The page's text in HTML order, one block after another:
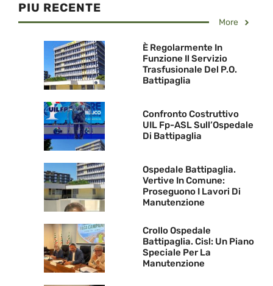
PIU RECENTE
More
È Regolarmente In
Funzione Il Servizio
Trasfusionale Del P.O.
Battipaglia
Confronto Costruttivo
UIL Fp-ASL Sull’Ospedale
Di Battipaglia
Ospedale Battipaglia.
Vertive In Comune:
Proseguono I Lavori Di
Manutenzione
Crollo Ospedale
Battipaglia. Cisl: Un Piano
Speciale Per La
Manutenzione